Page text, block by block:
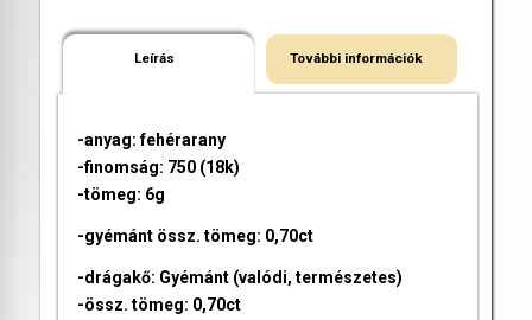
Leírás További információk
-anyag: fehérarany
-finomság: 750 (18k)
-tömeg: 6g
-gyémánt össz. tömeg: 0,70ct
-drágakő: Gyémánt (valódi, természetes)
-össz. tömeg: 0,70ct